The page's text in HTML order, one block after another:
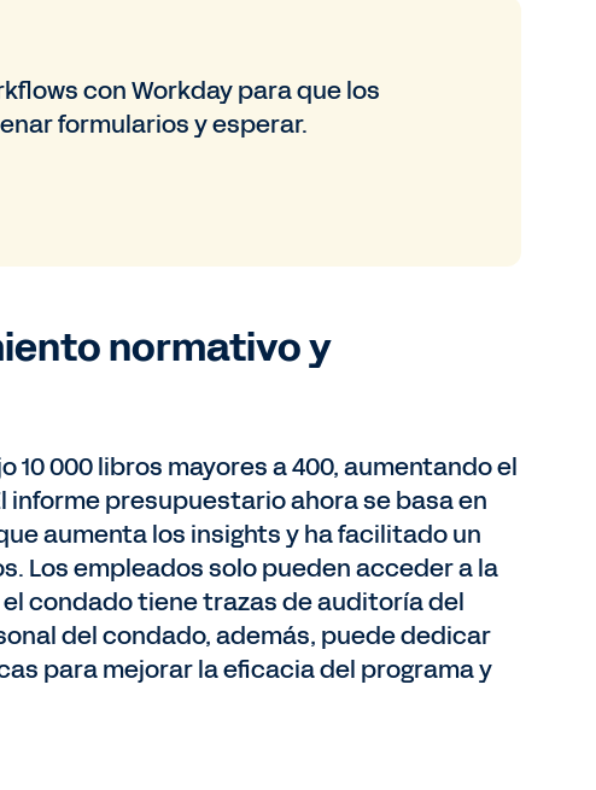
con Workday para que los
formularios y esperar.
normativo y
10 000 libros mayores a 400, aumentando el
presupuestario ahora se basa en
aumenta los insights y ha facilitado un
Los empleados solo pueden acceder a la
condado tiene trazas de auditoría del
del condado, además, puede dedicar
para mejorar la eficacia del programa y